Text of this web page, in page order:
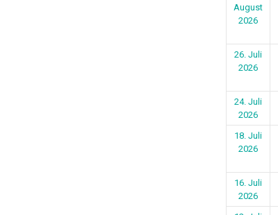
August
2026
26. Juli
2026
24. Juli
2026
18. Juli
2026
16. Juli
2026